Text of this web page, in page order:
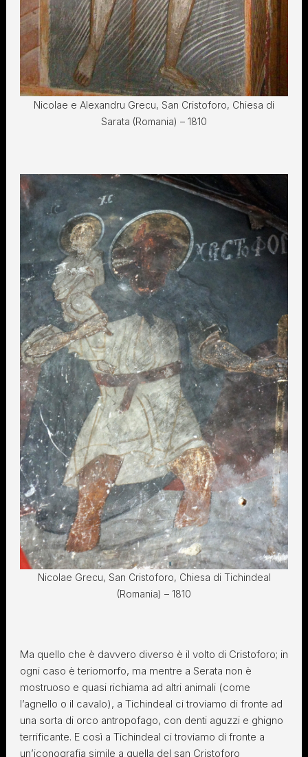
Nicolae e Alexandru Grecu, San Cristoforo, Chiesa di
Sarata (Romania) – 1810
Nicolae Grecu, San Cristoforo, Chiesa di Tichindeal
(Romania) – 1810
Ma quello che è davvero diverso è il volto di Cristoforo; in
ogni caso è teriomorfo, ma mentre a Serata non è
mostruoso e quasi richiama ad altri animali (come
l’agnello o il cavalo), a Tichindeal ci troviamo di fronte ad
una sorta di orco antropofago, con denti aguzzi e ghigno
terrificante. E così a Tichindeal ci troviamo di fronte a
un’iconografia simile a quella del san Cristoforo